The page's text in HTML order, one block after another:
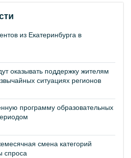
из Екатеринбурга в
оказывать поддержку жителям
ситуациях регионов
программу образовательных
смена категорий
спроса